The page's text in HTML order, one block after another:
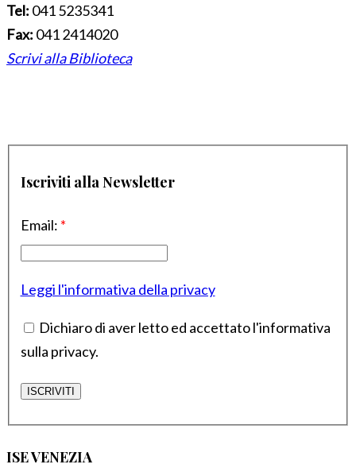
Tel: 041 5235341
Fax: 041 2414020
Scrivi alla Biblioteca
Iscriviti alla Newsletter
Email: *
Leggi l'informativa della privacy
Dichiaro di aver letto ed accettato l'informativa
sulla privacy.
ISE VENEZIA